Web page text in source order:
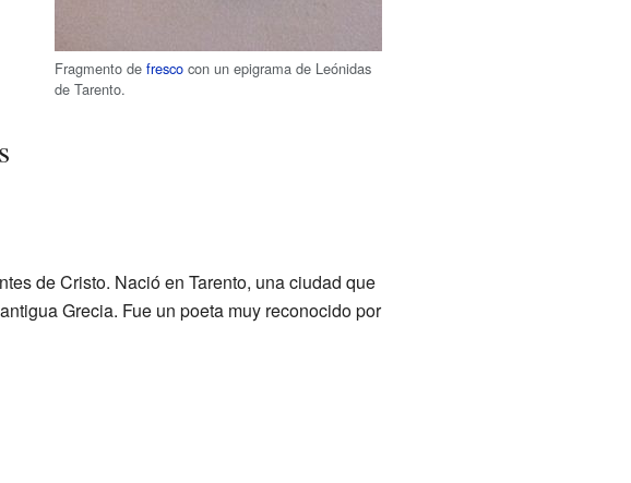
Fragmento defresco con un epigrama de Leónidas
de Tarento.
de Cristo. Nació en Tarento, una ciudad que
Grecia. Fue un poeta muy reconocido por